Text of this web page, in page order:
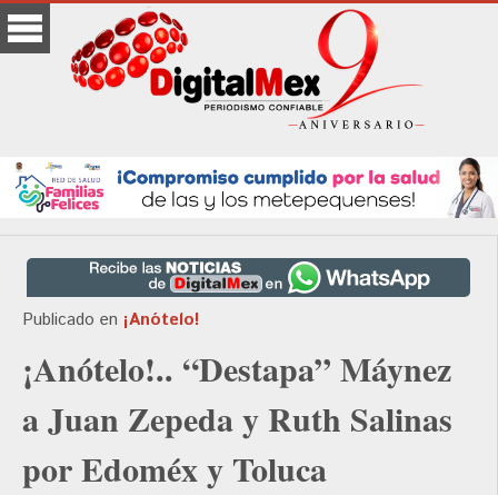
Publicado en ¡Anótelo!
¡Anótelo!.. “Destapa” Máynez
a Juan Zepeda y Ruth Salinas
por Edoméx y Toluca